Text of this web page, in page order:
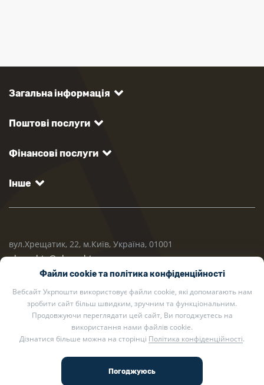
Загальна інформація
Поштові послуги
Фінансові послуги
Інше
вул.Хрещатик, 22, м.Київ, Україна, 01001
ukrposhta@ukrposhta.ua
2002 — 2026 Укрпошта. Всі права захищено.
Політика конфіденційності
Файли cookie та політика конфіденційності
Вебсайт Укрпошти використовує файли cookie, які допомагають нам
зробити сайт більш швидким, зручним та функціональним.
Продовжуючи переглядати цей сайт, Ви погоджуєтесь на
використання нами файлів cookie.
Дізнатися більше можна на сторінці Політика конфіденційності.